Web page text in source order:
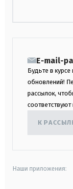
E-mail-
Будьте в курсе
обновлений!
рассылок,
К
Наши приложения: